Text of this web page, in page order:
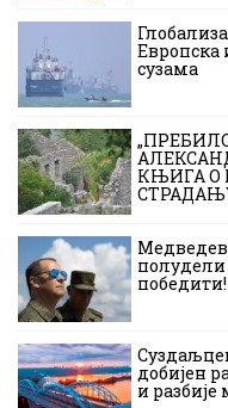
Европска
сузама
КЊИГА О
полудели
победити!
добијен
и